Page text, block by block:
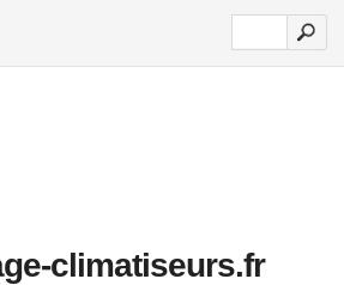
climatiseurs.fr